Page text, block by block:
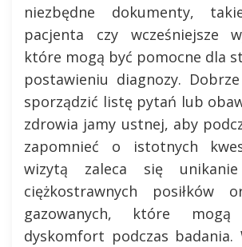
niezbędne dokumenty,
pacjenta czy wcześniejsze
które mogą być pomocne dla
postawieniu diagnozy.
sporządzić listę pytań lub
zdrowia jamy ustnej, aby
zapomnieć o istotnych
wizytą zaleca się unikanie
ciężkostrawnych posiłków
gazowanych, które mogą
dyskomfort podczas badania.